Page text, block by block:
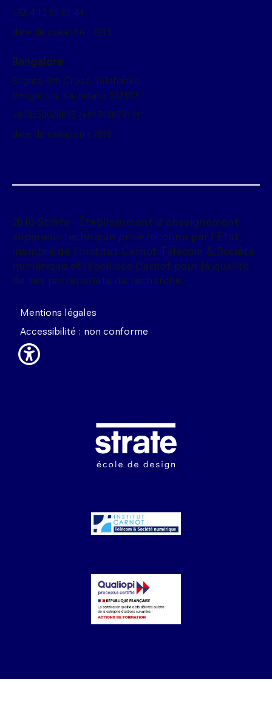
Image
2016 Strate - Établissement d'enseignement
supérieur technique privé reconnu par l'État,
membre de l'Institut Carnot Télécom & Société
numérique et labellisée Carnot pour la qualité
de ses partenariats de recherche.
Mentions légales
Accessibilité : non conforme
+33 4 12 05 85 44
date de création : 2019
Bangalore
Sugata, 6th Cross, Yelahanka,
Bengaluru, Karnataka 562157
+918550080033 /+91702674141
date de création : 2016